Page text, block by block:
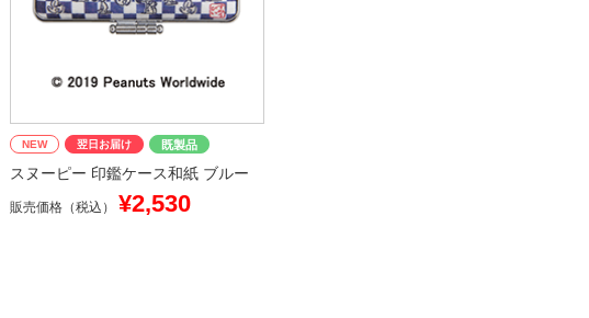
NEW 翌日お届け 既製品
スヌーピー 印鑑ケース和紙 ブルー
販売価格（税込） ¥2,530